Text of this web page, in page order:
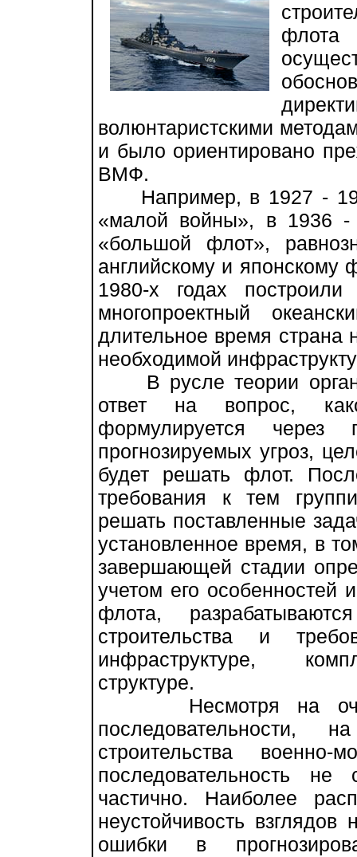
волюнтаристскими
и было ориентировано
ВМФ.
Например, в 1927 -
«малой войны», в 1936 -
«большой флот»,
английскому и японскому
1980-х годах построили
многопроектный
длительное время страна
необходимой
В русле теории
ответ на вопрос,
формулируется через
прогнозируемых угроз,
будет решать флот.
требования к тем
решать поставленные
установленное время, в
завершающей стадии
учетом его особенностей
флота,
строительства и
инфраструктуре,
структуре.
Несмотря на
последовательности,
строительства
последовательность
частично. Наиболее
неустойчивость
ошибки в